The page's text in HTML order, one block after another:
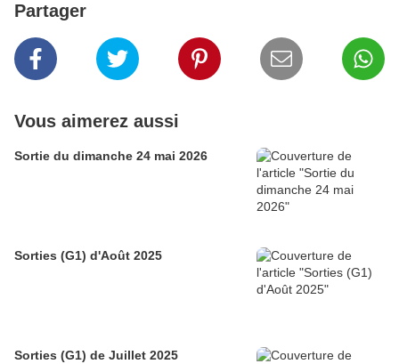
Partager
Vous aimerez aussi
Sortie du dimanche 24 mai 2026
Sorties (G1) d'Août 2025
Sorties (G1) de Juillet 2025